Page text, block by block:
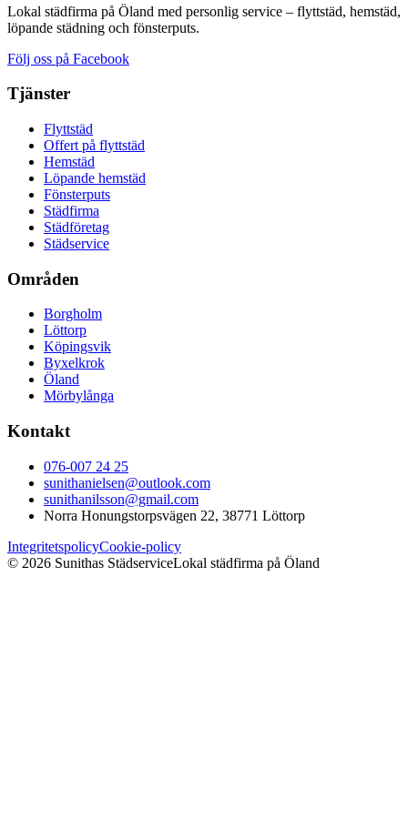
Lokal städfirma på Öland med personlig service – flyttstäd, hemstäd,
löpande städning och fönsterputs.
Följ oss på Facebook
Tjänster
Flyttstäd
Offert på flyttstäd
Hemstäd
Löpande hemstäd
Fönsterputs
Städfirma
Städföretag
Städservice
Områden
Borgholm
Löttorp
Köpingsvik
Byxelkrok
Öland
Mörbylånga
Kontakt
076-007 24 25
sunithanielsen@outlook.com
sunithanilsson@gmail.com
Norra Honungstorpsvägen 22, 38771 Löttorp
IntegritetspolicyCookie-policy
© 2026 Sunithas StädserviceLokal städfirma på Öland